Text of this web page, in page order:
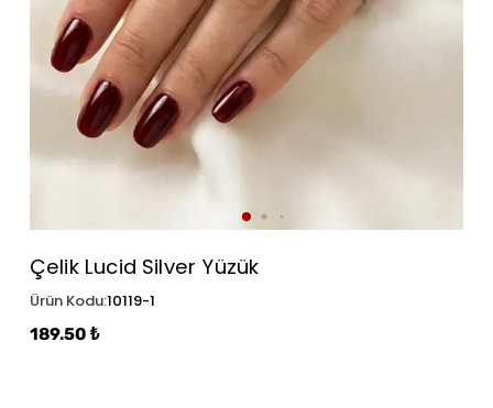
Çelik Lucid Silver Yüzük
Ürün Kodu:10119-1
189.50 ₺